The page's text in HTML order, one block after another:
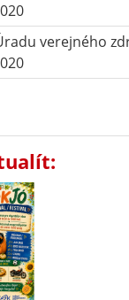
verejného